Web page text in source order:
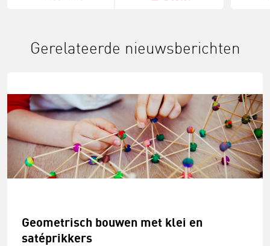
Gerelateerde nieuwsberichten
Geometrisch bouwen met klei en
satéprikkers